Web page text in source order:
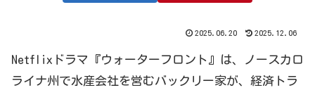
2025.06.20 2025.12.06
Netflixドラマ『ウォーターフロント』は、ノースカロ
ライナ州で水産会社を営むバックリー家が、経済トラ